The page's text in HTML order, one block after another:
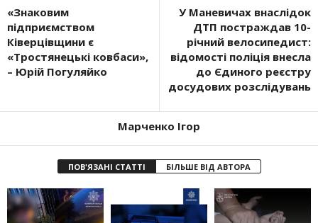
«Знаковим
підприємством
Ківерцівщини є
«Тростянецькі ковбаси»,
– Юрій Погуляйко
У Маневичах внаслідок
ДТП постраждав 10-
річний велосипедист:
відомості поліція внесла
до Єдиного реєстру
досудових розслідувань
Марченко Ігор
ПОВ'ЯЗАНІ СТАТТІ БІЛЬШЕ ВІД АВТОРА